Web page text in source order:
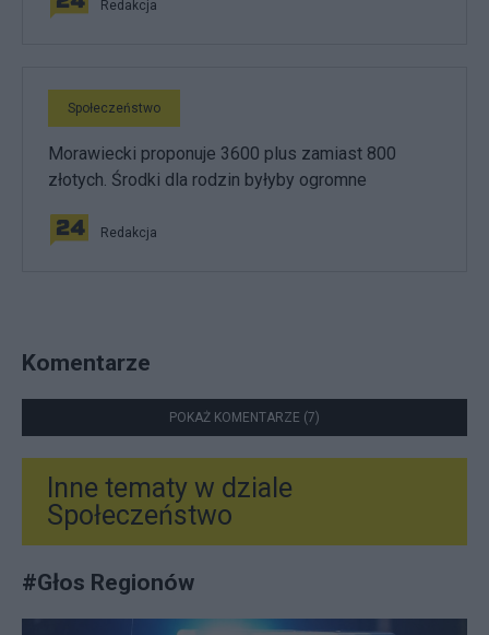
Redakcja
Społeczeństwo
Morawiecki proponuje 3600 plus zamiast 800
złotych. Środki dla rodzin byłyby ogromne
Redakcja
Komentarze
POKAŻ KOMENTARZE (7)
Inne tematy w dziale
Społeczeństwo
#Głos Regionów